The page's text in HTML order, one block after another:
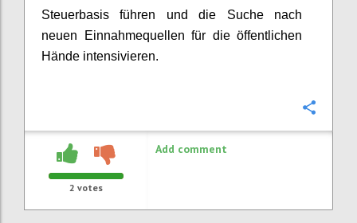
Steuerbasis führen und die Suche nach
neuen Einnahmequellen für die öffentlichen
Hände intensivieren.
2 votes
Add comment